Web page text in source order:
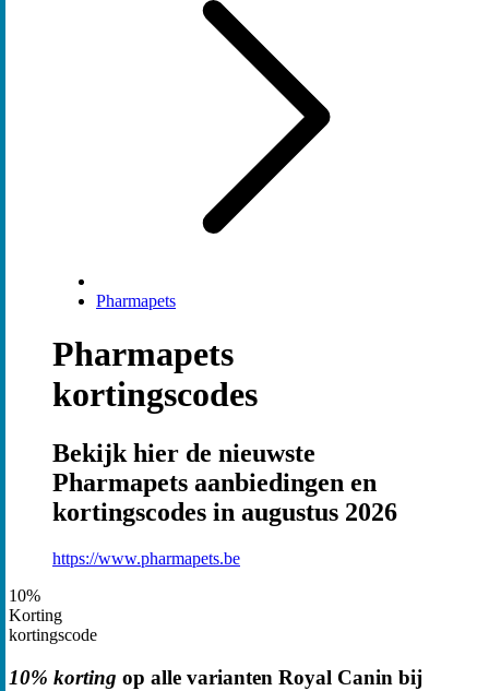
Pharmapets
Pharmapets
kortingscodes
Bekijk hier de nieuwste
Pharmapets aanbiedingen en
kortingscodes in augustus 2026
https://www.pharmapets.be
10%
Korting
kortingscode
10% korting op alle varianten Royal Canin bij